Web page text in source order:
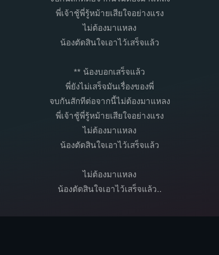
พี่เจ้าชู้พี่รู้หม้ายเสียใจอย่างแรง
ไม่ต้องมาแหลง
น้องตัดสินใจเอาไว้เสร็จแล้ว
** น้องบอกเสร็จแล้ว
พี่ยังไม่เสร็จมันเรื่องของพี่
จบกันสักทีต่อจากนี้ไม่ต้องมาแหลง
พี่เจ้าชู้พี่รู้หม้ายเสียใจอย่างแรง
ไม่ต้องมาแหลง
น้องตัดสินใจเอาไว้เสร็จแล้ว
ไม่ต้องมาแหลง
น้องตัดสินใจเอาไว้เสร็จแล้ว..